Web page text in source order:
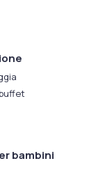
bambini